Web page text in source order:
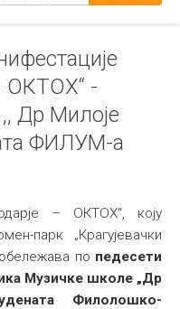
ОКТОХ“ -
Др Милоје
ФИЛУМ-а
– ОКТОХ“, коју
парк „Крагујевачки
по педесети
Музичке школе „Др
Филолошко-